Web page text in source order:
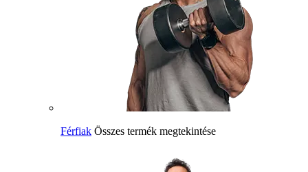
Férfiak Összes termék megtekintése